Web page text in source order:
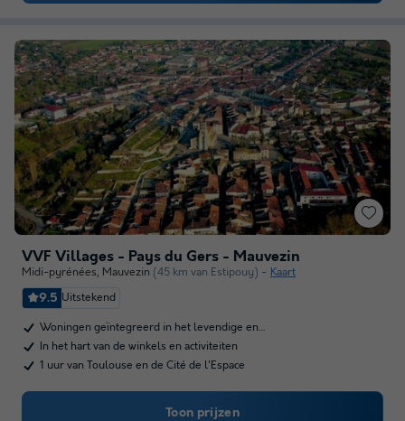
VVF Villages - Pays du Gers - Mauvezin
Midi-pyrénées, Mauvezin (45 km van Estipouy) Kaart
9.5 Uitstekend
Woningen geïntegreerd in het levendige en…
In het hart van de winkels en activiteiten
1 uur van Toulouse en de Cité de l'Espace
Toon prijzen